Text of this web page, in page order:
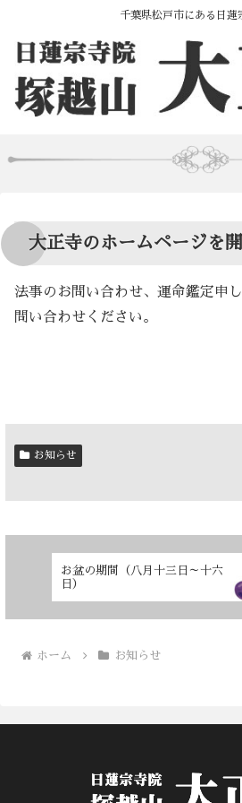
千葉県松戸市にある日蓮
大正寺のホームページを
法事のお問い合わせ、運命鑑定申
問い合わせください。
お知らせ
お盆の期間（八月十三日～十六
日）
ホーム お知らせ